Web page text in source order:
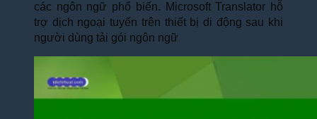
các ngôn ngữ phổ biến. Microsoft Translator hỗ
trợ dịch ngoại tuyến trên thiết bị di động sau khi
người dùng tải gói ngôn ngữ